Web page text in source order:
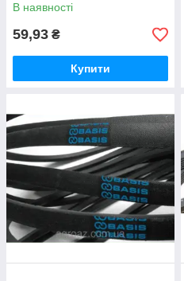
В наявності
59,93 ₴
Купити